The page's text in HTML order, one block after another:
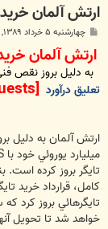
ارتش آلمان
س
ت
چهارشنبه ۵ خرداد ۱۳۸۹, ۳:۲۴ ب.ظ
ارتش آلمان
به دليل بروز نقص
تعليق درآورد [External Link Removed for Guests]
تايگر بروز كرده است.
كامل، قرارداد خريد
تايگرهائي بروز كرد
خواهد شد تا تحويل آنها حداقل تا